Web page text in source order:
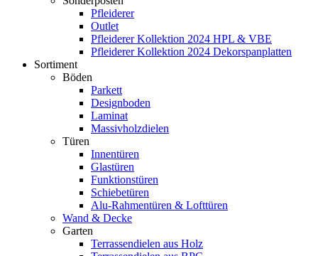
Pfleiderer
Outlet
Pfleiderer Kollektion 2024 HPL & VBE
Pfleiderer Kollektion 2024 Dekorspanplatten
Sortiment
Böden
Parkett
Designboden
Laminat
Massivholzdielen
Türen
Innentüren
Glastüren
Funktionstüren
Schiebetüren
Alu-Rahmentüren & Lofttüren
Wand & Decke
Garten
Terrassendielen aus Holz